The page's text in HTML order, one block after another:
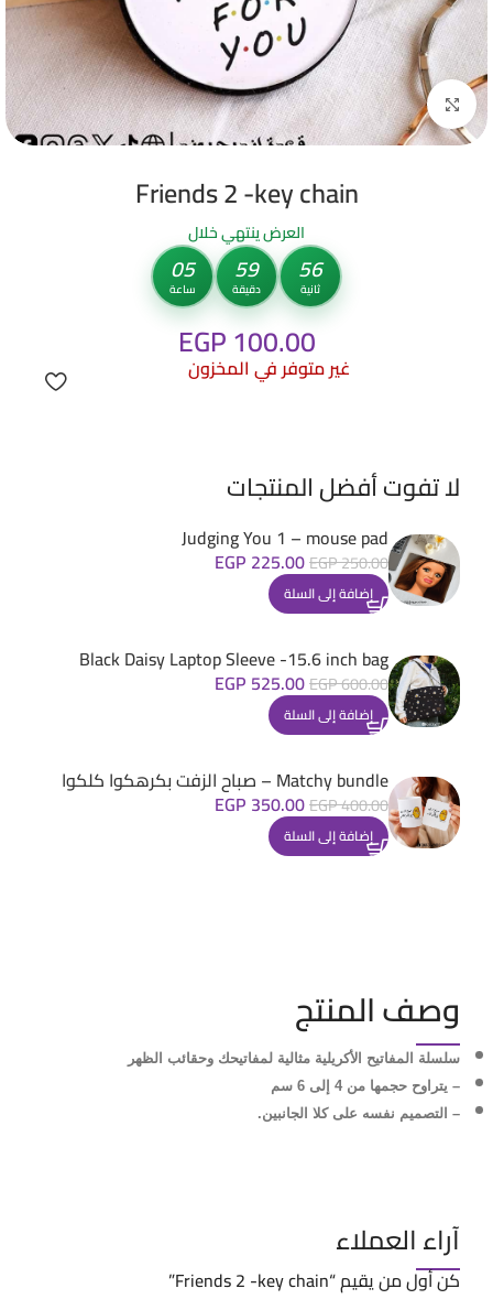
Click to enlarge
Friends 2 -key chain
العرض ينتهي خلال
05
ساعة
59
دقيقة
55
ثانية
EGP100.00
غير متوفر في المخزون
لا تفوت أفضل المنتجات
Judging You 1 – mouse pad
EGP250.00
EGP 225.00
إضافة إلى السلة
Black Daisy Laptop Sleeve -15.6 inch bag
EGP600.00
EGP 525.00
إضافة إلى السلة
Matchy bundle – صباح الزفت بكرهكوا كلكوا
EGP400.00
EGP 350.00
إضافة إلى السلة
وصف المنتج
سلسلة المفاتيح الأكريلية مثالية لمفاتيحك وحقائب الظهر
– يتراوح حجمها من 4 إلى 6 سم
– ⁠التصميم نفسه على كلا الجانبين.
آراء العملاء
كن أول من يقيم “Friends 2 -key chain”